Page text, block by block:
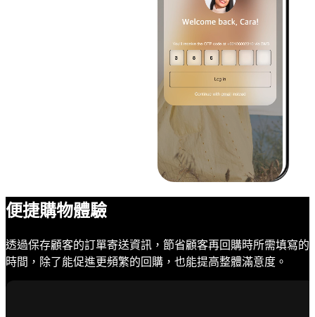
便捷購物體驗
透過保存顧客的訂單寄送資訊，節省顧客再回購時所需填寫的
時間，除了能促進更頻繁的回購，也能提高整體滿意度。